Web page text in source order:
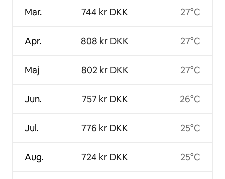
Mar.
Apr.
Maj
Jun.
Jul.
Aug.
744 kr DKK
808 kr DKK
802 kr DKK
757 kr DKK
776 kr DKK
724 kr DKK
27°C
27°C
27°C
26°C
25°C
25°C